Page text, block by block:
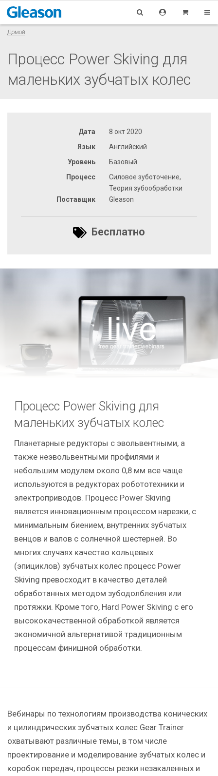
Домой
Процесс Power Skiving для
маленьких зубчатых колес
Дата
8 окт 2020
Язык
Английский
Уровень
Базовый
Процесс
Силовое зуботочение,
Теория зубообработки
Поставщик
Gleason
Бесплатно
Процесс Power Skiving для
маленьких зубчатых колес
Планетарные редукторы с эвольвентными, а
также неэвольвентными профилями и
небольшим модулем около 0,8 мм все чаще
используются в редукторах робототехники и
электроприводов. Процесс Power Skiving
является инновационным процессом нарезки, с
минимальным биением, внутренних зубчатых
венцов и валов с солнечной шестерней. Во
многих случаях качество кольцевых
(эпициклов) зубчатых колес процесс Power
Skiving превосходит в качество деталей
обработанных методом зубодолбления или
протяжки. Кроме того, Hard Power Skiving с его
высококачественной обработкой является
экономичной альтернативой традиционным
процессам финишной обработки.
Вебинары по технологиям производства конических
и цилиндрических зубчатых колес Gear Trainer
охватывают различные темы, в том числе
проектирование и моделирование зубчатых колес и
коробок передач, процессы резки незакаленных и